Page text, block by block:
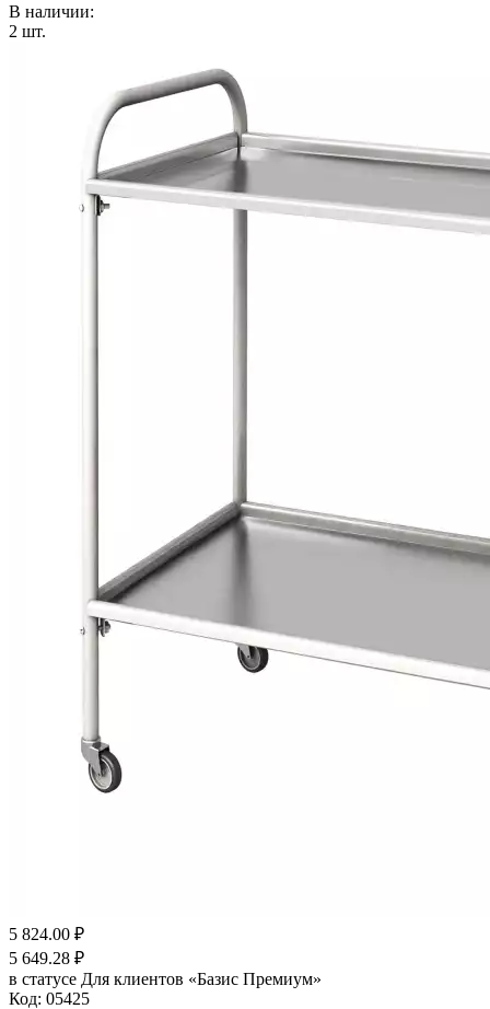
В наличии:
2 шт.
5 824.00 ₽
5 649.28 ₽
в статусе Для клиентов «Базис Премиум»
Код: 05425